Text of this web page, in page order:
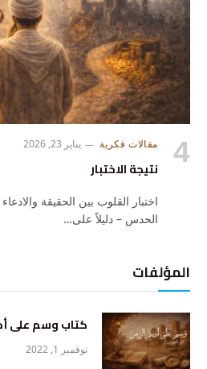
مقالات فكرية يناير 23, 2026
نتيجة الاختبار
اختبار القلوب بين الحقيقة
الحدس – دليلاً على…
المؤلفات
كتاب وسم على
نوفمبر 1, 2022